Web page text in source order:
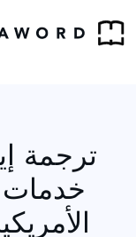
ترجمة
خدمات